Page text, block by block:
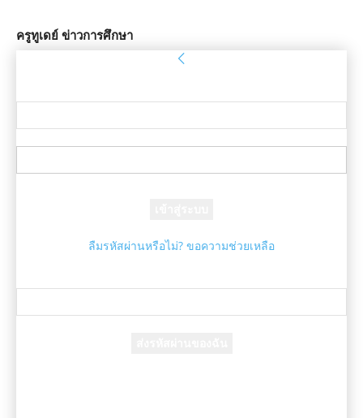
ครูทูเดย์ ข่าวการศึกษา
ลืมรหัสผ่านหรือไม่? ขอความช่วยเหลือ